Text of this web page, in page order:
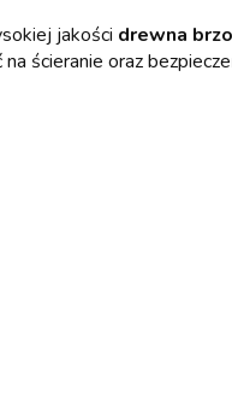
jakości drewna
ścieranie oraz